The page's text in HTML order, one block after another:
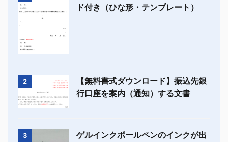
ド付き（ひな形・テンプレート）
2
【無料書式ダウンロード】振込先銀
行口座を案内（通知）する文書
3
ゲルインクボールペンのインクが出